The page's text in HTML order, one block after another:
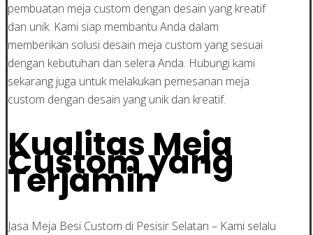
pembuatan meja custom dengan desain yang kreatif
dan unik. Kami siap membantu Anda dalam
memberikan solusi desain meja custom yang sesuai
dengan kebutuhan dan selera Anda. Hubungi kami
sekarang juga untuk melakukan pemesanan meja
custom dengan desain yang unik dan kreatif.
Kualitas Meja
Custom yang
Terjamin
Jasa Meja Besi Custom di Pesisir Selatan – Kami selalu